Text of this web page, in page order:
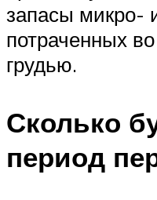
запасы микро-
потраченных
грудью.
Сколько
период